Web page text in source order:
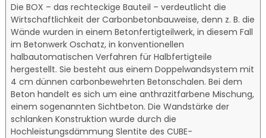
Die BOX – das rechteckige Bauteil – verdeutlicht die
Wirtschaftlichkeit der Carbonbetonbauweise, denn z. B. die
Wände wurden in einem Betonfertigteilwerk, in diesem Fall
im Betonwerk Oschatz, in konventionellen
halbautomatischen Verfahren für Halbfertigteile
hergestellt. Sie besteht aus einem Doppelwandsystem mit
4 cm dünnen carbonbewehrten Betonschalen. Bei dem
Beton handelt es sich um eine anthrazitfarbene Mischung,
einem sogenannten Sichtbeton. Die Wandstärke der
schlanken Konstruktion wurde durch die
Hochleistungsdämmung Slentite des CUBE-